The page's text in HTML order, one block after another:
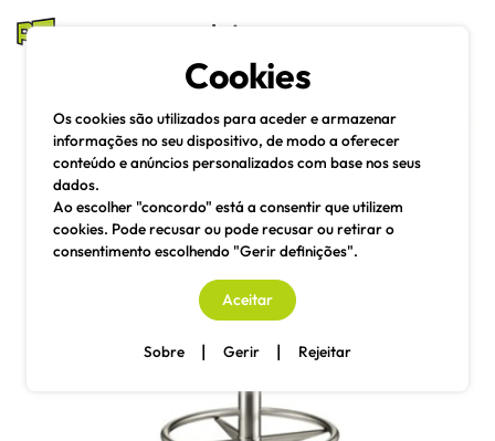
mesas e cadeiras
Pesquisa
Cookies
Os cookies são utilizados para aceder e armazenar
informações no seu dispositivo, de modo a oferecer
conteúdo e anúncios personalizados com base nos seus
dados.
Ao escolher "concordo" está a consentir que utilizem
cookies. Pode recusar ou pode recusar ou retirar o
consentimento escolhendo "Gerir definições".
Aceitar
Sobre | Gerir | Rejeitar